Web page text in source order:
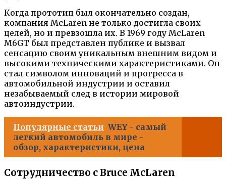
Когда прототип был окончательно создан,
компания McLaren не только достигла своих
целей, но и превзошла их. В 1969 году McLaren
M6GT был представлен публике и вызвал
сенсацию своим уникальным внешним видом и
высокими техническими характеристиками. Он
стал символом инноваций и прогресса в
автомобильной индустрии и оставил
незабываемый след в истории мировой
автоиндустрии.
Популярные статьи WEY - самый
легкий автомобиль в мире -
обзор, характеристики, цена
Сотрудничество с Bruce McLaren